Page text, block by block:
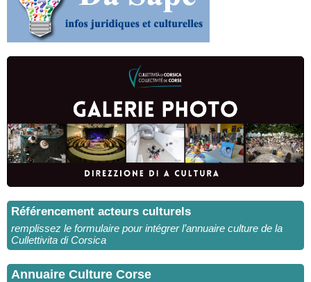
Référencement acteurs culturels
remplissez le formulaire pour intégrer l’annuaire culture de la
Cullettivita di Corsica
Annuaire Culture Corse